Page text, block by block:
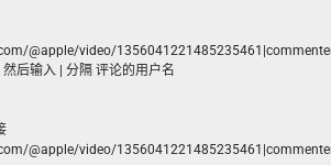
@apple/video/
后输入 | 分隔 评论的用户名
@apple/video/